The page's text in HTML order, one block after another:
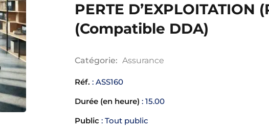
PERTE D’EXPLOITATION
(Compatible DDA)
Catégorie: Assurance
Réf. : ASS160
Durée (en heure) : 15.00
Public : Tout public